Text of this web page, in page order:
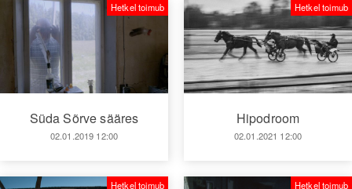
Süda Sõrve sääres
02.01.2019 12:00
Hetkel toimub
Hipodroom
02.01.2021 12:00
Hetkel toimub
Hetkel toimub Hetkel toimub